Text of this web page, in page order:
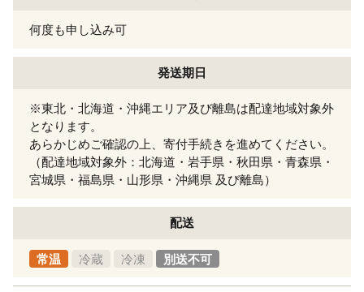
何度も申し込み可
発送期日
※東北・北海道・沖縄エリア及び離島は配達地域対象外
となります。
あらかじめご確認の上、寄付手続きを進めてください。
（配達地域対象外：北海道・岩手県・秋田県・青森県・
宮城県・福島県・山形県・沖縄県 及び離島）
配送
常温 冷蔵 冷凍 別送不可